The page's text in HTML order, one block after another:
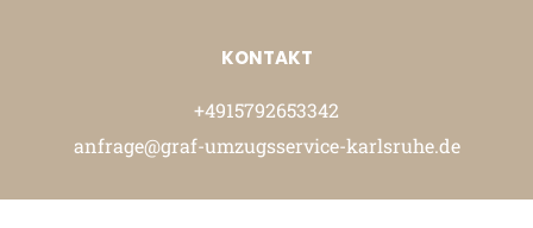
KONTAKT
+4915792653342
anfrage@graf-umzugsservice-karlsruhe.de